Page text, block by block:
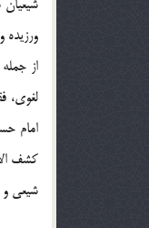
از
لغوى،
كشف
شيعى و